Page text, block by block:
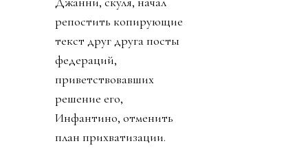
репостить копирующие
текст друг друга посты
федераций,
приветствовавших
решение его,
Инфантино, отменить
план прихватизации.